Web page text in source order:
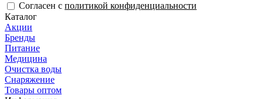
Согласен с политикой конфиденциальности
Каталог
Акции
Бренды
Питание
Медицина
Очистка воды
Снаряжение
Товары оптом